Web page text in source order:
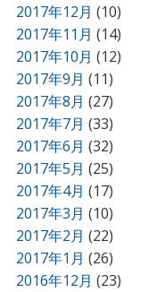
2017年12月 (10)
2017年11月 (14)
2017年10月 (12)
2017年9月 (11)
2017年8月 (27)
2017年7月 (33)
2017年6月 (32)
2017年5月 (25)
2017年4月 (17)
2017年3月 (10)
2017年2月 (22)
2017年1月 (26)
2016年12月 (23)